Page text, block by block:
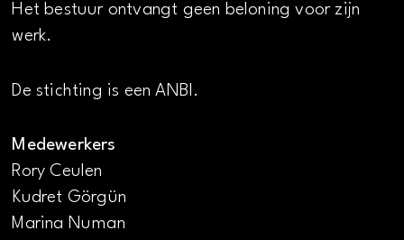
Het bestuur ontvangt geen beloning voor zijn
werk.
De stichting is een ANBI.
Medewerkers
Rory Ceulen
Kudret Görgün
Marina Numan